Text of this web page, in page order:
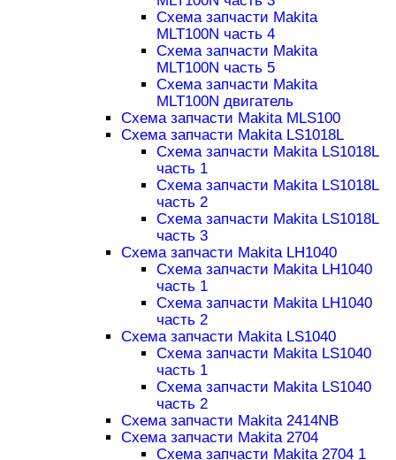
Схема запчасти Makita
MLT100N часть 4
Схема запчасти Makita
MLT100N часть 5
Схема запчасти Makita
MLT100N двигатель
Схема запчасти Makita MLS100
Схема запчасти Makita LS1018L
Схема запчасти Makita LS1018L
часть 1
Схема запчасти Makita LS1018L
часть 2
Схема запчасти Makita LS1018L
часть 3
Схема запчасти Makita LH1040
Схема запчасти Makita LH1040
часть 1
Схема запчасти Makita LH1040
часть 2
Схема запчасти Makita LS1040
Схема запчасти Makita LS1040
часть 1
Схема запчасти Makita LS1040
часть 2
Схема запчасти Makita 2414NB
Схема запчасти Makita 2704
Схема запчасти Makita 2704 1